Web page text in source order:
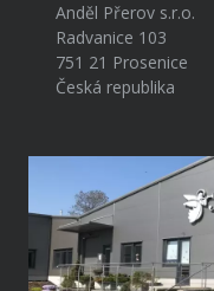
Anděl Přerov s.r.o.
Radvanice 103
751 21 Prosenice
Česká republika